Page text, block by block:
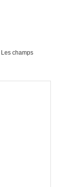
Les champs